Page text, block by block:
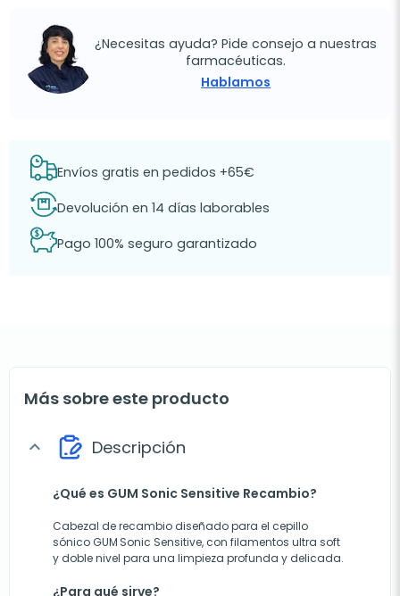
¿Necesitas ayuda? Pide consejo a nuestras
farmacéuticas.
Hablamos
Envíos gratis en pedidos +65€
Devolución en 14 días laborables
Pago 100% seguro garantizado
Más sobre este producto
expand_more Descripción
¿Qué es GUM Sonic Sensitive Recambio?
Cabezal de recambio diseñado para el cepillo
sónico GUM Sonic Sensitive, con filamentos ultra soft
y doble nivel para una limpieza profunda y delicada.
¿Para qué sirve?